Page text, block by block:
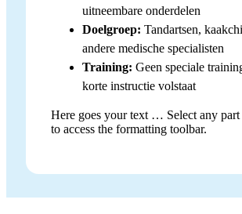
uitneembare onderdelen
Doelgroep: Tandartsen,
andere medische specialisten
Training: Geen speciale
korte instructie volstaat
Here goes your text … Select any
to access the formatting toolbar.